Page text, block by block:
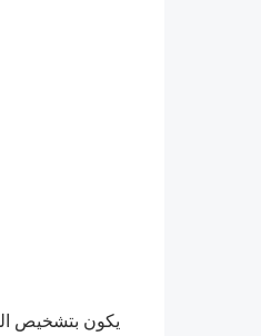
يكون بتشخيص